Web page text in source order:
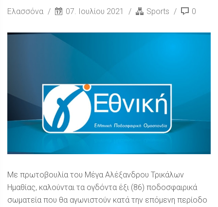
Ελασσόνα 07. Ιουλίου 2021 Sports 0
Με πρωτοβουλία του Μέγα Αλέξανδρου Τρικάλων
Ημαθίας, καλούνται τα ογδόντα έξι (86) ποδοσφαιρικά
σωματεία που θα αγωνιστούν κατά την επόμενη περίοδο